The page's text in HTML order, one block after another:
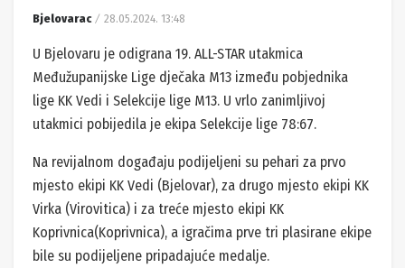
Bjelovarac 28.05.2024. 13:48
U Bjelovaru je odigrana 19. ALL-STAR utakmica
Međužupanijske Lige dječaka M13 između pobjednika
lige KK Vedi i Selekcije lige M13. U vrlo zanimljivoj
utakmici pobijedila je ekipa Selekcije lige 78:67.
Na revijalnom događaju podijeljeni su pehari za prvo
mjesto ekipi KK Vedi (Bjelovar), za drugo mjesto ekipi KK
Virka (Virovitica) i za treće mjesto ekipi KK
Koprivnica(Koprivnica), a igračima prve tri plasirane ekipe
bile su podijeljene pripadajuće medalje.